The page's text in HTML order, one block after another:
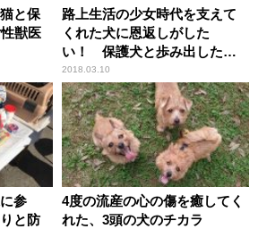
と保
獣医
路上生活の少女時代を支えて
くれた犬に恩返しがした
い！ 保護犬と歩み出したア
ラサーからの新生活
2018.03.10
参
と防
4度の流産の心の傷を癒してく
れた、3頭の犬のチカラ